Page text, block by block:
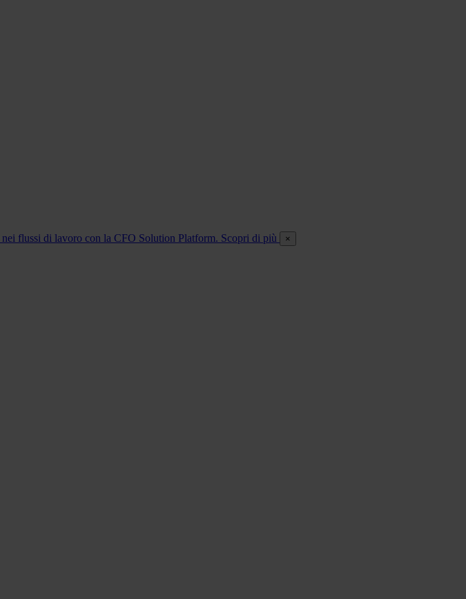
flussi di lavoro con la CFO Solution Platform. Scopri di più ×